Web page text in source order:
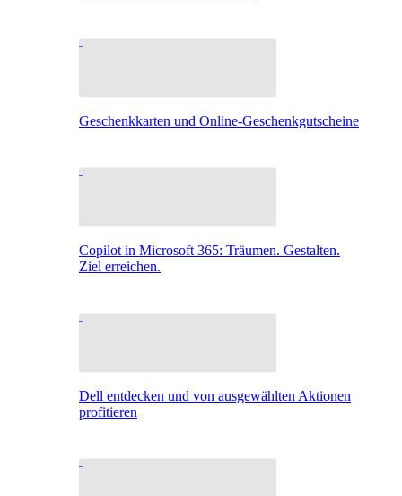
Geschenkkarten und Online-Geschenkgutscheine
Copilot in Microsoft 365: Träumen. Gestalten.
Ziel erreichen.
Dell entdecken und von ausgewählten Aktionen
profitieren